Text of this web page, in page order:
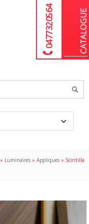
04 77 32 05 64
» Luminaires »Appliques » Scintilla